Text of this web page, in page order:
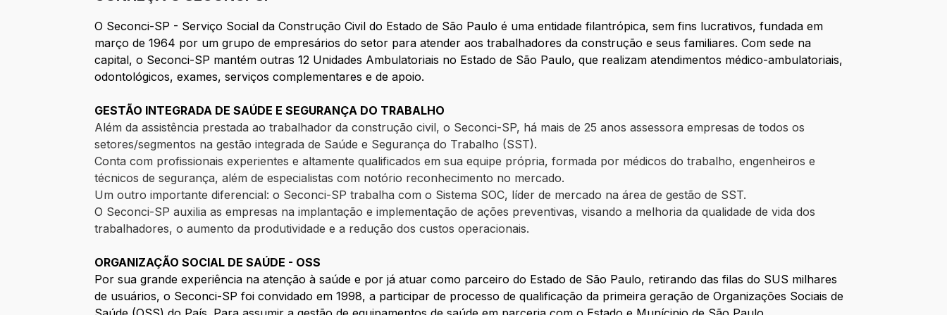
O Seconci-SP - Serviço Social da Construção Civil do Estado de São Paulo é uma entidade filantrópica, sem fins lucrativos, fundada em
março de 1964 por um grupo de empresários do setor para atender aos trabalhadores da construção e seus familiares. Com sede na
capital, o Seconci-SP mantém outras 12 Unidades Ambulatoriais no Estado de São Paulo, que realizam atendimentos médico-ambulatoriais,
odontológicos, exames, serviços complementares e de apoio.
GESTÃO INTEGRADA DE SAÚDE E SEGURANÇA DO TRABALHO
Além da assistência prestada ao trabalhador da construção civil, o Seconci-SP, há mais de 25 anos assessora empresas de todos os
setores/segmentos na gestão integrada de Saúde e Segurança do Trabalho (SST).
Conta com profissionais experientes e altamente qualificados em sua equipe própria, formada por médicos do trabalho, engenheiros e
técnicos de segurança, além de especialistas com notório reconhecimento no mercado.
Um outro importante diferencial: o Seconci-SP trabalha com o Sistema SOC, líder de mercado na área de gestão de SST.
O Seconci-SP auxilia as empresas na implantação e implementação de ações preventivas, visando a melhoria da qualidade de vida dos
trabalhadores, o aumento da produtividade e a redução dos custos operacionais.
ORGANIZAÇÃO SOCIAL DE SAÚDE - OSS
Por sua grande experiência na atenção à saúde e por já atuar como parceiro do Estado de São Paulo, retirando das filas do SUS milhares
de usuários, o Seconci-SP foi convidado em 1998, a participar de processo de qualificação da primeira geração de Organizações Sociais de